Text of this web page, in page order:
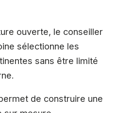
ouverte, le conseiller
sélectionne les
sans être limité
de construire une